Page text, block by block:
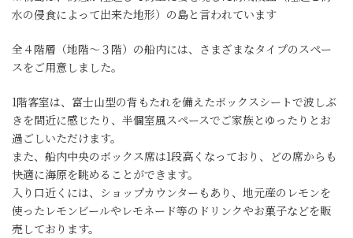
水の侵食によって出来た地形）の島と言われています
全４階層（地階～３階）の船内には、さまざまなタイプのスペー
スをご用意しました。
1階客室は、富士山型の背もたれを備えたボックスシートで波しぶ
きを間近に感じたり、半個室風スペースでご家族とゆったりとお
過ごしいただけます。
また、船内中央のボックス席は1段高くなっており、どの席からも
快適に海原を眺めることができます。
入り口近くには、ショップカウンターもあり、地元産のレモンを
使ったレモンビールやレモネード等のドリンクやお菓子などを販
売しております。